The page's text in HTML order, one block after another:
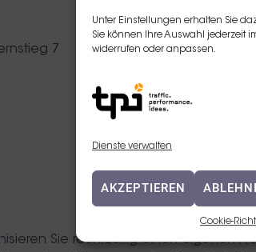
Unter Einstellungen erhalten Sie
Sie können Ihre Auswahl jederzeit
widerrufen oder anpassen.
Dienste verwalten
AKZEPTIEREN
Cookie-
7
Klicken Sie auf
Google
Sie rechtzeitig einen eigenen